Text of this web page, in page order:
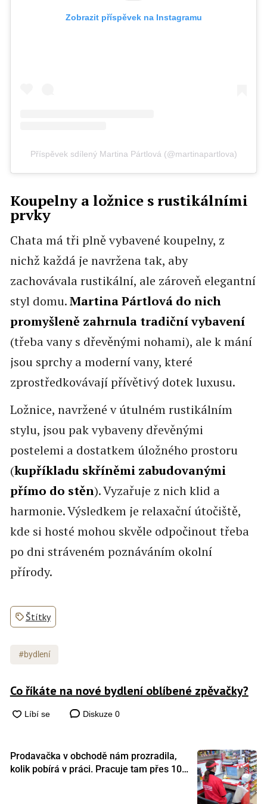
Zobrazit příspěvek na Instagramu
Příspěvek sdílený Martina Pártlová (@martinapartlova)
Koupelny a ložnice s rustikálními
prvky
Chata má tři plně vybavené koupelny, z
nichž každá je navržena tak, aby
zachovávala rustikální, ale zároveň elegantní
styl domu.Martina Pártlová do nich
promyšleně zahrnula tradiční vybavení
(třeba vany s dřevěnými nohami), ale k mání
jsou sprchy a moderní vany, které
zprostředkovávají přívětivý dotek luxusu.
Ložnice, navržené v útulném rustikálním
stylu, jsou pak vybaveny dřevěnými
postelemi a dostatkem úložného prostoru
(kupříkladu skříněmi zabudovanými
přímo do stěn). Vyzařuje z nich klid a
harmonie. Výsledkem je relaxační útočiště,
kde si hosté mohou skvěle odpočinout třeba
po dni stráveném poznáváním okolní
přírody.
Štítky
#bydlení
Co říkáte na nové bydlení oblíbené zpěvačky?
Diskuze 0
Prodavačka v obchodě nám prozradila,
kolik pobírá v práci. Pracuje tam přes 10